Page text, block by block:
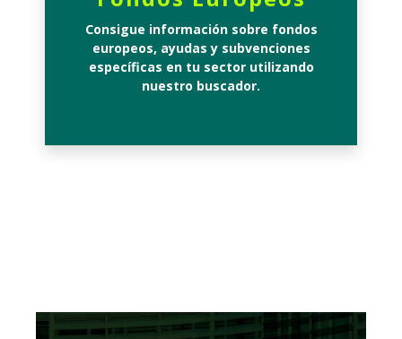
Consigue información sobre fondos
europeos, ayudas y subvenciones
específicas en tu sector utilizando
nuestro buscador.